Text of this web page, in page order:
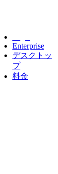
Enterprise
デスクトッ
プ
料金